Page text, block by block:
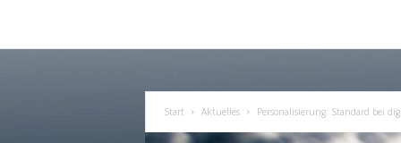
Start Aktuelles Personalisierung: Standard bei